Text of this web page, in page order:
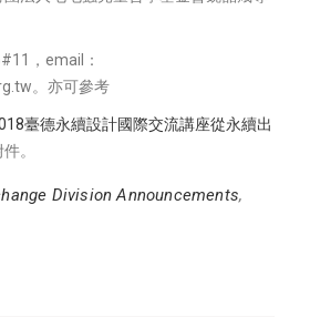
，email：
。亦可參考
臺德永續設計國際交流講座從永續出
件。
Division Announcements,